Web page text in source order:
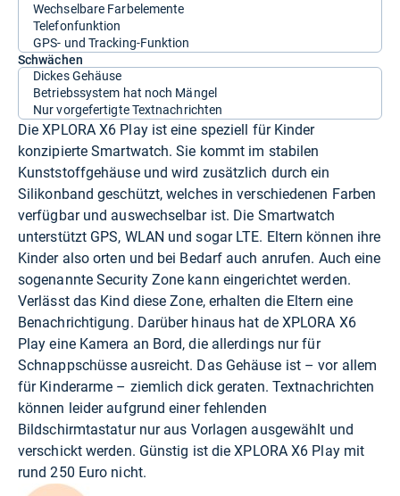
Wechselbare Farbelemente
Telefonfunktion
GPS- und Tracking-Funktion
Schwächen
Dickes Gehäuse
Betriebssystem hat noch Mängel
Nur vorgefertigte Textnachrichten
Die XPLORA X6 Play ist eine speziell für Kinder
konzipierte Smartwatch. Sie kommt im stabilen
Kunststoffgehäuse und wird zusätzlich durch ein
Silikonband geschützt, welches in verschiedenen Farben
verfügbar und auswechselbar ist. Die Smartwatch
unterstützt GPS, WLAN und sogar LTE. Eltern können ihre
Kinder also orten und bei Bedarf auch anrufen. Auch eine
sogenannte Security Zone kann eingerichtet werden.
Verlässt das Kind diese Zone, erhalten die Eltern eine
Benachrichtigung. Darüber hinaus hat de XPLORA X6
Play eine Kamera an Bord, die allerdings nur für
Schnappschüsse ausreicht. Das Gehäuse ist – vor allem
für Kinderarme – ziemlich dick geraten. Textnachrichten
können leider aufgrund einer fehlenden
Bildschirmtastatur nur aus Vorlagen ausgewählt und
verschickt werden. Günstig ist die XPLORA X6 Play mit
rund 250 Euro nicht.